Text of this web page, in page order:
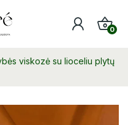
0
viskozė su lioceliu plytų